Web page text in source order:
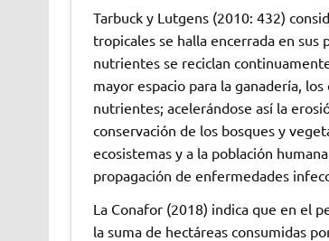
Tarbuck y Lutgens (2010: 432)
tropicales se halla encerrada en
nutrientes se reciclan
mayor espacio para la ganadería,
nutrientes; acelerándose así la
conservación de los bosques y
ecosistemas y a la población
propagación de enfermedades
La Conafor (2018) indica que en el
la suma de hectáreas consumidas